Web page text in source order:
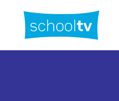
hoofdinhoud